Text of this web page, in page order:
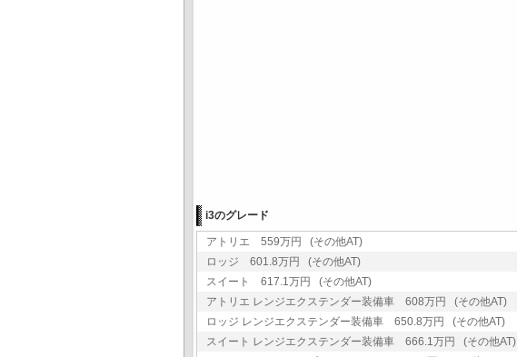
i3のグレード
アトリエ 559万円 (その他AT)
ロッジ 601.8万円 (その他AT)
スイート 617.1万円 (その他AT)
アトリエ レンジエクステンダー装備車 608万円 (その他AT)
ロッジ レンジエクステンダー装備車 650.8万円 (その他AT)
スイート レンジエクステンダー装備車 666.1万円 (その他AT)